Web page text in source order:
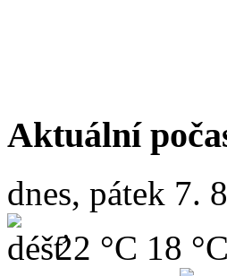
Aktuální
dnes, pátek 7.
22 °C 18 °C